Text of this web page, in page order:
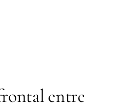
entre